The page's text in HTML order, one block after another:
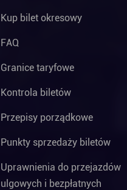
Kup bilet okresowy
FAQ
Granice taryfowe
Kontrola biletów
Przepisy porządkowe
Punkty sprzedaży biletów
Uprawnienia do przejazdów
ulgowych i bezpłatnych